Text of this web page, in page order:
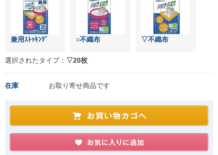
兼用ｽﾄｯｷﾝｸﾞ ○不織布 ▽不織布
選択されたタイプ： ▽20枚
在庫 お取り寄せ商品です